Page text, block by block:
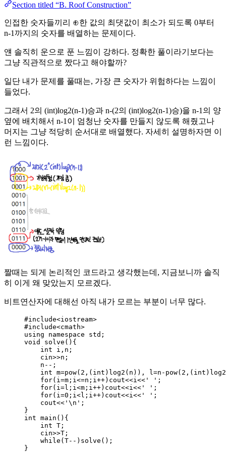
Section titled “B. Roof Construction”
인접한 숫자들끼리 ⊕한 값의 최댓값이 최소가 되도록 0부터
n-1까지의 숫자를 배열하는 문제이다.
얜 솔직히 운으로 푼 느낌이 강하다. 정확한 풀이라기보다는
그냥 직관적으로 짰다고 해야할까?
일단 내가 문제를 풀때는, 가장 큰 숫자가 위험하다는 느낌이
들었다.
그래서 2의 (int)log2(n-1)승과 n-(2의 (int)log2(n-1)승)을 n-1의 양
옆에 배치해서 n-1이 엄청난 숫자를 만들지 않도록 해줬고나
머지는 그냥 적당히 순서대로 배열했다. 자세히 설명하자면 이
런 느낌이다.
짤때는 되게 논리적인 코드라고 생각했는데, 지금보니까 솔직
히 이게 왜 맞았는지 모르겠다.
비트연산자에 대해선 아직 내가 모르는 부분이 너무 많다.
#include<iostream>
#include<cmath>
using namespace std;
void
solve (){
int i,n;
cin>>n;
n -- ;
int m=pow( 2 ,( int )log2(n)) , l=n - pow( 2 ,( int
for(i=m;i<=n;i++)cout<<i<< ' ' ;
for(i=l;i<m;i++)cout<<i<< ' ' ;
for(i=0 ;i<l;i++)cout<<i<< ' ' ;
cout<< ' \n ' ;
}
int main (){
int T;
cin>>T;
while (T-- ) solve() ;
}